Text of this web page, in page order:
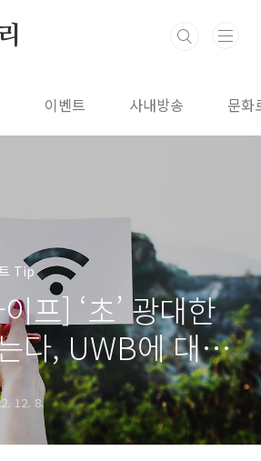
이벤트 사내방송 문화
Tip
프] ‘초’ 광대한
다, UWB에 대하
12. 8.